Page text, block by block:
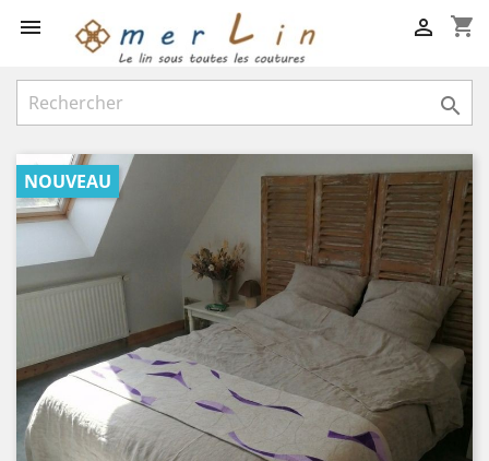
 shopping_cart


NOUVEAU